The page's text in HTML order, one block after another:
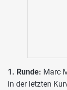
1. Runde: Marc
in der letzten